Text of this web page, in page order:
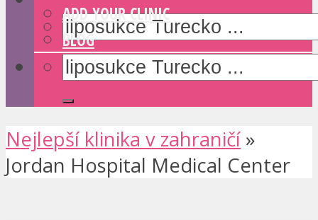
ADD YOUR CLINIC
BLOG
Nejlepší klinika v zahraničí »
Jordan Hospital Medical Center